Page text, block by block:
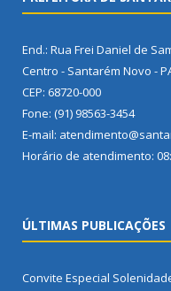
End.: Rua Frei Daniel de
Centro - Santarém Novo -
CEP: 68720-000
Fone: (91) 98563-3454
E-mail:
Horário de atendimento:
ÚLTIMAS PUBLICAÇÕES
Convite Especial